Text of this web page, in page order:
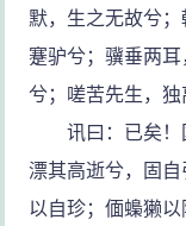
默，生之无故兮
蹇驴兮；骥垂两
兮；嗟苦先生，独
讯曰：已矣！
漂其高逝兮，固
以自珍；偭蟂獭